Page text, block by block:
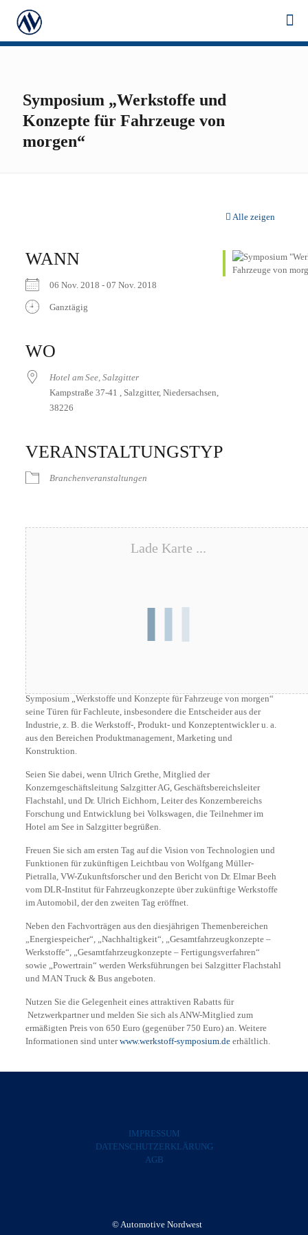
Symposium „Werkstoffe und
Konzepte für Fahrzeuge von
morgen“
Alle zeigen
WANN
06 Nov. 2018 - 07 Nov. 2018
Ganztägig
WO
Hotel am See, Salzgitter
Kampstraße 37-41 , Salzgitter, Niedersachsen,
38226
VERANSTALTUNGSTYP
Branchenveranstaltungen
Lade Karte ...
Am 6. und 7. November 2018 öffnet in Salzgitter zum ersten Mal das
Symposium „Werkstoffe und Konzepte für Fahrzeuge von morgen“
seine Türen für Fachleute, insbesondere die Entscheider aus der
Industrie, z. B. die Werkstoff-, Produkt- und Konzeptentwickler u. a.
aus den Bereichen Produktmanagement, Marketing und
Konstruktion.
Seien Sie dabei, wenn Ulrich Grethe, Mitglied der
Konzerngeschäftsleitung Salzgitter AG, Geschäftsbereichsleiter
Flachstahl, und Dr. Ulrich Eichhorn, Leiter des Konzernbereichs
Forschung und Entwicklung bei Volkswagen, die Teilnehmer im
Hotel am See in Salzgitter begrüßen.
Freuen Sie sich am ersten Tag auf die Vision von Technologien und
Funktionen für zukünftigen Leichtbau von Wolfgang Müller-
Pietralla, VW-Zukunftsforscher und den Bericht von Dr. Elmar Beeh
vom DLR-Institut für Fahrzeugkonzepte über zukünftige Werkstoffe
im Automobil, der den zweiten Tag eröffnet.
Neben den Fachvorträgen aus den diesjährigen Themenbereichen
„Energiespeicher“, „Nachhaltigkeit“, „Gesamtfahrzeugkonzepte –
Werkstoffe“, „Gesamtfahrzeugkonzepte – Fertigungsverfahren“
sowie „Powertrain“ werden Werksführungen bei Salzgitter Flachstahl
und MAN Truck & Bus angeboten.
Nutzen Sie die Gelegenheit eines attraktiven Rabatts für
Netzwerkpartner und melden Sie sich als ANW-Mitglied zum
ermäßigten Preis von 650 Euro (gegenüber 750 Euro) an. Weitere
Informationen sind unterwww.werkstoff-symposium.deerhältlich.
IMPRESSUM
DATENSCHUTZERKLÄRUNG
AGB
© Automotive Nordwest